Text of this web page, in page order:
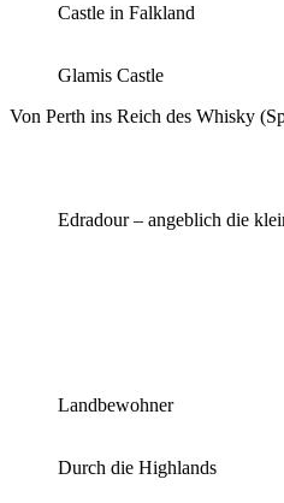
Castle in Falkland
Glamis Castle
Von Perth ins Reich des Whisky
Edradour – angeblich die
Landbewohner
Durch die Highlands